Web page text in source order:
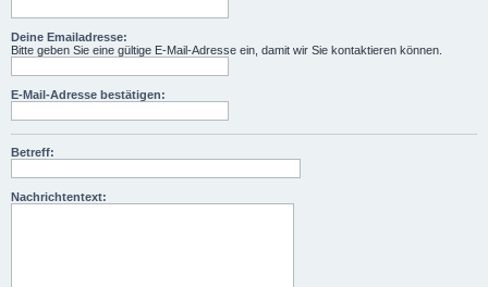
Deine Emailadresse:
Bitte geben Sie eine gültige E-Mail-Adresse ein, damit wir Sie kontaktieren können.
E-Mail-Adresse bestätigen:
Betreff:
Nachrichtentext: